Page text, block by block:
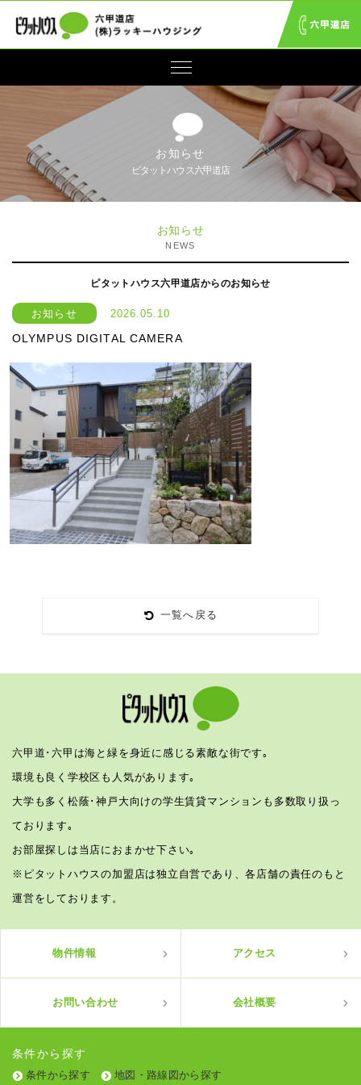
お知らせ
ピタットハウス六甲道店
お知らせ
NEWS
ピタットハウス六甲道店からのお知らせ
お知らせ 2026.05.10
OLYMPUS DIGITAL CAMERA
一覧へ戻る
六甲道･六甲は海と緑を身近に感じる素敵な街です｡
環境も良く学校区も人気があります｡
大学も多く松蔭･神戸大向けの学生賃貸マンションも多数取り扱っ
ております｡
お部屋探しは当店におまかせ下さい｡
※ピタットハウスの加盟店は独立自営であり、各店舗の責任のもと
運営をしております。
物件情報 アクセス
お問い合わせ 会社概要
条件から探す
条件から探す 地図・路線図から探す